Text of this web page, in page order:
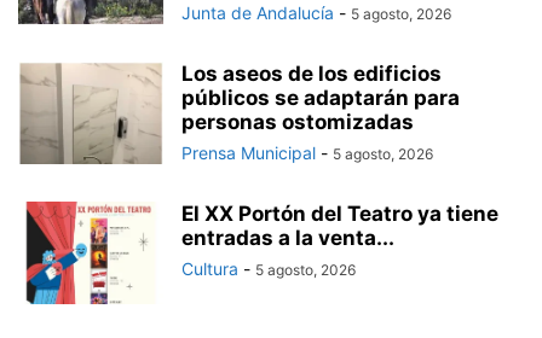
Junta de Andalucía - 5 agosto, 2026
Los aseos de los edificios
públicos se adaptarán para
personas ostomizadas
Prensa Municipal - 5 agosto, 2026
El XX Portón del Teatro ya tiene
entradas a la venta...
Cultura - 5 agosto, 2026